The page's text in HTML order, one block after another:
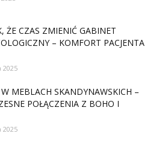
ŻE CZAS ZMIENIĆ GABINET
– KOMFORT PACJENTA
2025
MEBLACH SKANDYNAWSKICH –
POŁĄCZENIA Z BOHO I
2025